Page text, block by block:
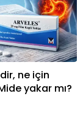
ne için
yakar mı?